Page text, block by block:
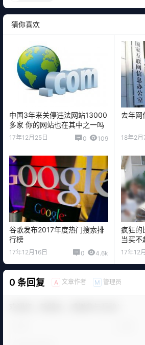
猜你喜欢
中国3年来关停违法网站13000
多家 你的网站也在其中之一吗
17年12月25日 0 109
去年网
18年2月
谷歌发布2017年度热门搜索排
行榜
17年12月16日 0 4.6k
疯狂的
当买不
17年12
0 条回复 A 文章作者 M 管理员